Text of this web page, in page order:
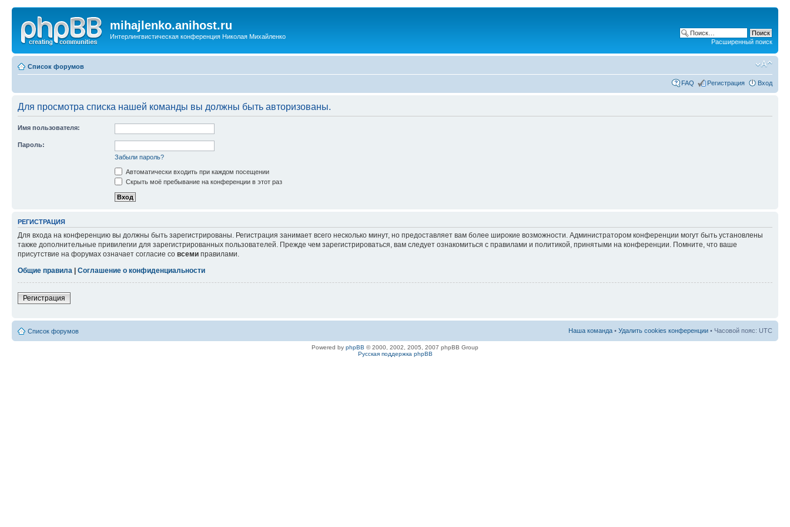
mihajlenko.anihost.ru
Интерлингвистическая конференция Николая Михайленко
Расширенный поиск
Список форумов
FAQ Регистрация Вход
Для просмотра списка нашей команды вы должны быть авторизованы.
Имя пользователя:
Пароль:
Забыли пароль?
Автоматически входить при каждом посещении
Скрыть моё пребывание на конференции в этот раз
РЕГИСТРАЦИЯ
Для входа на конференцию вы должны быть зарегистрированы. Регистрация занимает всего несколько минут, но предоставляет вам более широкие возможности. Администратором конференции могут быть установлены
также дополнительные привилегии для зарегистрированных пользователей. Прежде чем зарегистрироваться, вам следует ознакомиться с правилами и политикой, принятыми на конференции. Помните, что ваше
присутствие на форумах означает согласие со всеми правилами.
Общие правила
Соглашение о конфиденциальности
Регистрация
Список форумов Наша команда • Удалить cookies конференции • Часовой пояс: UTC
Powered by phpBB © 2000, 2002, 2005, 2007 phpBB Group
Русская поддержка phpBB